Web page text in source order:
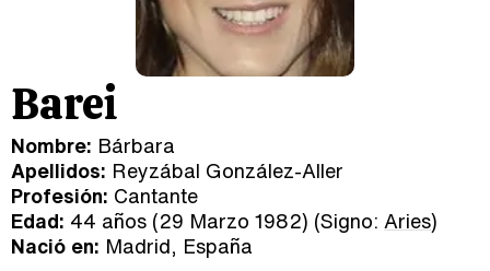
Barei
Nombre: Bárbara
Apellidos: Reyzábal González-Aller
Profesión: Cantante
Edad: 44 años (29 Marzo 1982) (Signo: Aries)
Nació en: Madrid, España